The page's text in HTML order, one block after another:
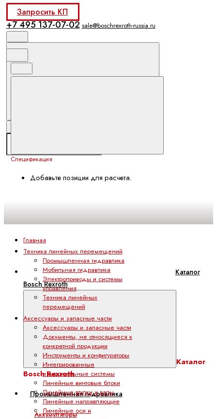
Запросить КП
+7 495 137-07-02 sale@boschrexroth-russia.ru
Спецификация
Добавьте позиции для расчета.
Каталог
Bosch Rexroth
Каталог
Bosch Rexroth
Промышленная гидравлика
Аккумуляторы
Главная
Техника линейных перемещений
Промышленная гидравлика
Мобильная гидравлика
Электроприводы и системы
управления
Техника линейных
перемещений
Аксессуары и запасные части
Аксессуары и запасные части
Документы, не относящиеся к
конкретной продукции
Инструменты и конфигураторы
Интегрированные
измерительные системы
Линейные винтовые блоки
Линейные втулки и валы
Линейные направляющие
Линейные оси и